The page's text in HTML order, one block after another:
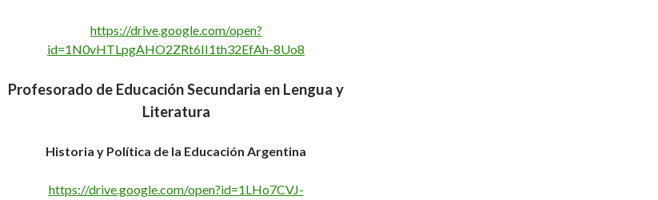
https://drive.google.com/open?
id=1N0vHTLpgAHO2ZRt6II1th32EfAh-8Uo8
Profesorado de Educación Secundaria en Lengua y
Literatura
Historia y Política de la Educación Argentina
https://drive.google.com/open?id=1LHo7CVJ-